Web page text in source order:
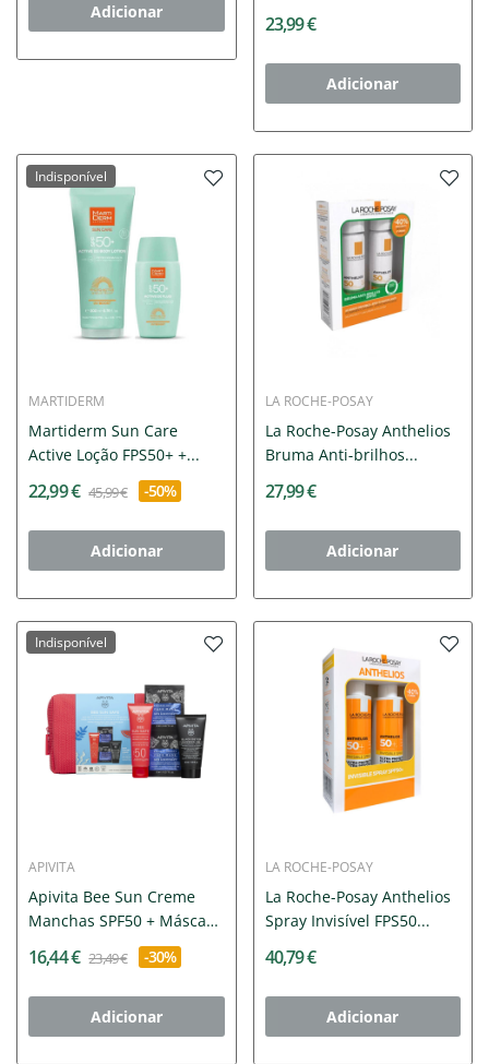
Adicionar
23,99 €
Adicionar
Indisponível
MARTIDERM
Martiderm Sun Care
Active Loção FPS50+ +...
22,99 € 45,99 € -50%
Adicionar
LA ROCHE-POSAY
La Roche-Posay Anthelios
Bruma Anti-brilhos...
27,99 €
Adicionar
Indisponível
APIVITA
Apivita Bee Sun Creme
Manchas SPF50 + Máscara
16,44 € 23,49 € -30%
Adicionar
LA ROCHE-POSAY
La Roche-Posay Anthelios
Spray Invisível FPS50...
40,79 €
Adicionar